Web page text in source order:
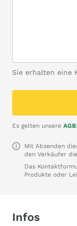
Sie erhalten eine
Es gelten unsere AGB.
Mit Absenden
den Verkäufer
Das
Produkte oder
Infos